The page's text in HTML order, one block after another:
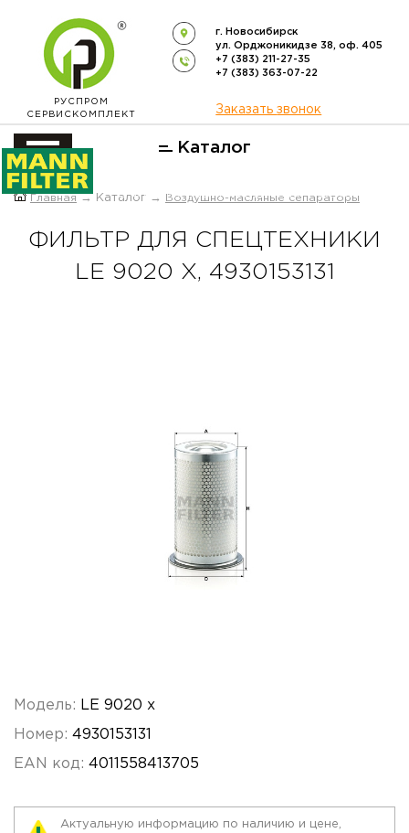
РУСПРОМ
СЕРВИСКОМПЛЕКТ
г. Новосибирск
ул. Орджоникидзе 38, оф. 405
+7 (383) 211-27-35
+7 (383) 363-07-22
Заказать звонок
Каталог
ОФИЦИАЛЬНЫЙ ДИСТРИБЬЮТОР
Главная → Каталог → Воздушно-масляные сепараторы
ФИЛЬТР ДЛЯ СПЕЦТЕХНИКИ
LE 9020 X, 4930153131
Модель: LE 9020 x
Номер: 4930153131
EAN код: 4011558413705
Актуальную информацию по наличию и цене,